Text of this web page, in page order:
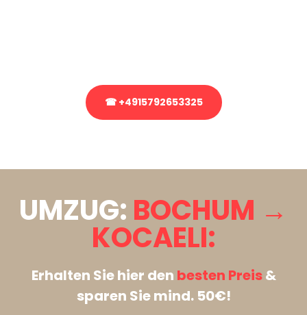
☎ +4915792653325
UMZUG: BOCHUM →
KOCAELI:
Erhalten Sie hier den besten Preis&
sparen Sie mind. 50€!